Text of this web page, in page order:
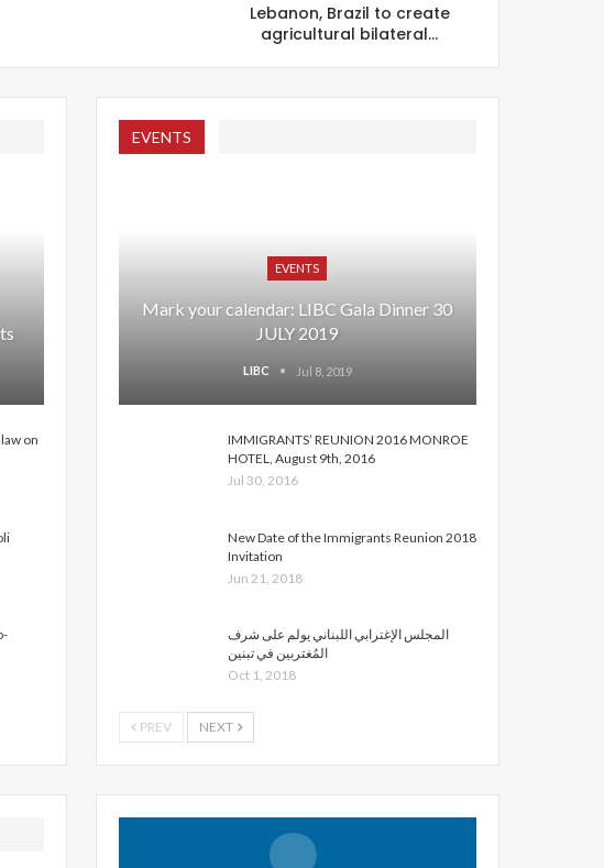
Lebanon, Brazil to create
agricultural bilateral…
on
EVENTS
EVENTS
Mark your calendar: LIBC Gala Dinner 30
JULY 2019
LIBC Jul 8, 2019
IMMIGRANTS’ REUNION 2016 MONROE
HOTEL, August 9th, 2016
Jul 30, 2016
New Date of the Immigrants Reunion 2018
Invitation
Jun 21, 2018
المجلس الإغترابي اللبناني يولم على شرف
المُغتربين في تبنين
Oct 1, 2018
PREV NEXT